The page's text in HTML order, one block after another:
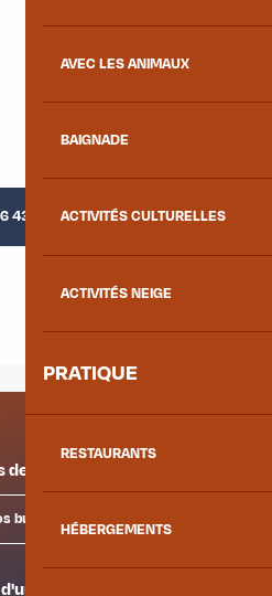
AVEC LES ANIMAUX
BAIGNADE
ACTIVITÉS CULTURELLES
ACTIVITÉS NEIGE
PRATIQUE
RESTAURANTS
HÉBERGEMENTS
43 54 68▒▒
tourisme
bureaux
conseil ?